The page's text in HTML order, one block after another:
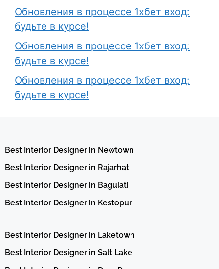
Обновления в процессе 1хбет вход:
будьте в курсе!
Обновления в процессе 1хбет вход:
будьте в курсе!
Обновления в процессе 1хбет вход:
будьте в курсе!
Best Interior Designer in Newtown
Best Interior Designer in Rajarhat
Best Interior Designer in Baguiati
Best Interior Designer in Kestopur
Best Interior Designer in Laketown
Best Interior Designer in Salt Lake